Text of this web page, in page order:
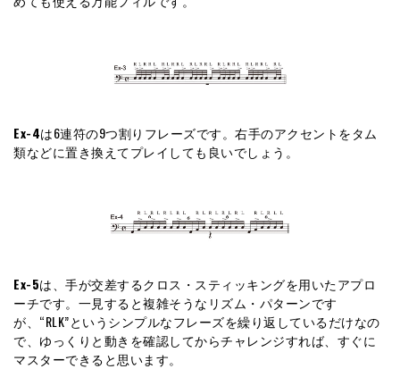
Ex-4は6連符の9つ割りフレーズです。右手のアクセントをタム
類などに置き換えてプレイしても良いでしょう。
Ex-5は、手が交差するクロス・スティッキングを用いたアプロ
ーチです。一見すると複雑そうなリズム・パターンです
が、“RLK”というシンプルなフレーズを繰り返しているだけなの
で、ゆっくりと動きを確認してからチャレンジすれば、すぐに
マスターできると思います。